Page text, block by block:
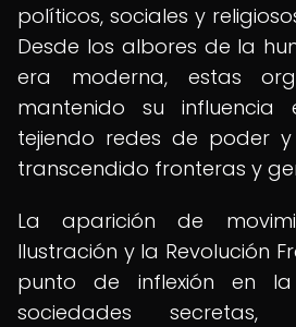
políticos, sociales y
Desde los albores de la
era moderna, estas
mantenido su influencia
tejiendo redes de poder
transcendido fronteras y
La aparición de
Ilustración y la Revolución
punto de inflexión en
sociedades secretas,